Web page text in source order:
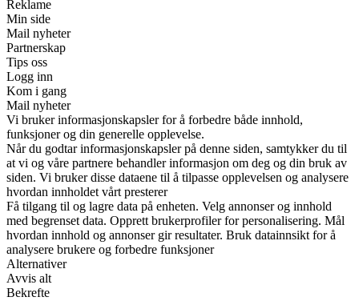
Reklame
Min side
Mail nyheter
Partnerskap
Tips oss
Logg inn
Kom i gang
Mail nyheter
Vi bruker informasjonskapsler for å forbedre både innhold,
funksjoner og din generelle opplevelse.
Når du godtar informasjonskapsler på denne siden, samtykker du til
at vi og våre partnere behandler informasjon om deg og din bruk av
siden. Vi bruker disse dataene til å tilpasse opplevelsen og analysere
hvordan innholdet vårt presterer
Få tilgang til og lagre data på enheten. Velg annonser og innhold
med begrenset data. Opprett brukerprofiler for personalisering. Mål
hvordan innhold og annonser gir resultater. Bruk datainnsikt for å
analysere brukere og forbedre funksjoner
Alternativer
Avvis alt
Bekrefte